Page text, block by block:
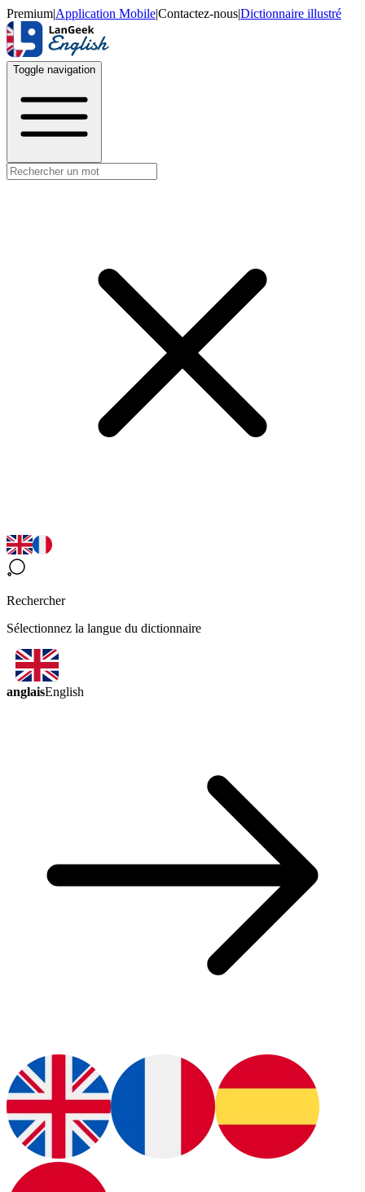
Premium|Application Mobile|Contactez-nous|Dictionnaire illustré
Toggle navigation
Rechercher
Sélectionnez la langue du dictionnaire
anglaisEnglish